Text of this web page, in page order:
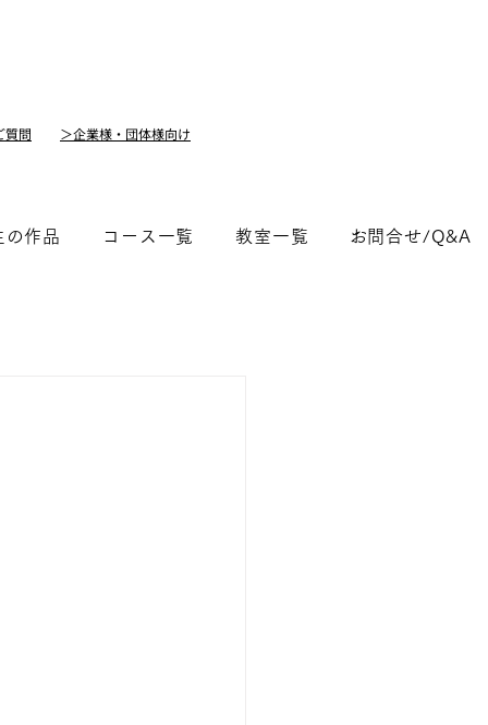
質問 ＞企業様・団体様向け
の作品 コース一覧 教室一覧 ​お問合せ/Q&A